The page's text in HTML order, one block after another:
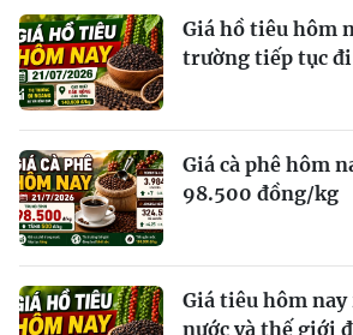
Giá hồ tiêu hôm
trường tiếp tục
Giá cà phê hôm
98.500 đồng/kg
Giá tiêu hôm
nước và thế giới